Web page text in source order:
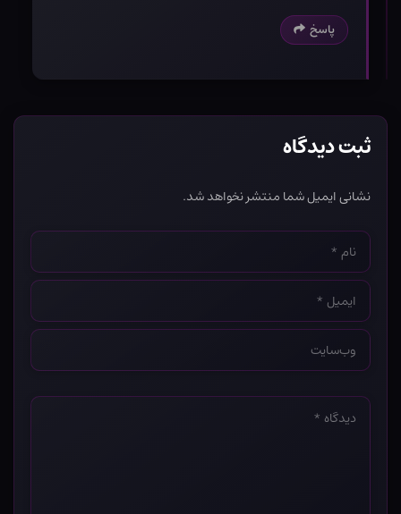
پاسخ
ثبت دیدگاه
نشانی ایمیل شما منتشر نخواهد شد.
نام
*
ایمیل
*
وب‌سایت
*
دیدگاه